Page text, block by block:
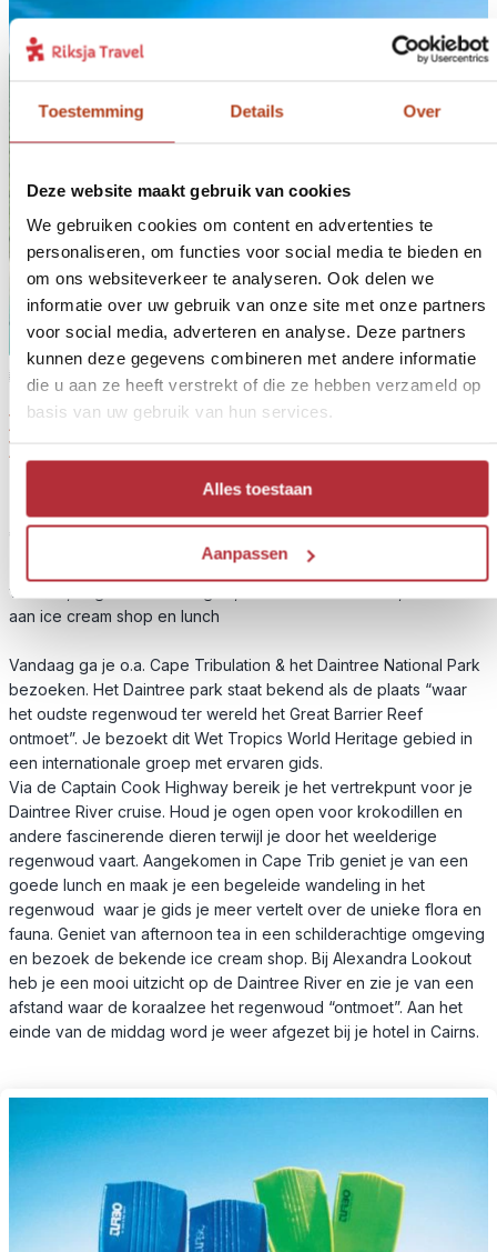
Toestemming Details Over
Deze website maakt gebruik van cookies
We gebruiken cookies om content en advertenties te
personaliseren, om functies voor social media te bieden en
om ons websiteverkeer te analyseren. Ook delen we
informatie over uw gebruik van onze site met onze partners
voor social media, adverteren en analyse. Deze partners
kunnen deze gegevens combineren met andere informatie
die u aan ze heeft verstrekt of die ze hebben verzameld op
basis van uw gebruik van hun services.
Alles toestaan
Aanpassen
2 Extra activiteit
Dagexcursie Cape Tribulation en Daintree
River
€ 153,- p.p.
vervoer, dagexcursie met gids, Daintree River Cruise, bezoek
aan ice cream shop en lunch
Vandaag ga je o.a. Cape Tribulation & het Daintree National Park
bezoeken. Het Daintree park staat bekend als de plaats “waar
het oudste regenwoud ter wereld het Great Barrier Reef
ontmoet”. Je bezoekt dit Wet Tropics World Heritage gebied in
een internationale groep met ervaren gids.
Via de Captain Cook Highway bereik je het vertrekpunt voor je
Daintree River cruise. Houd je ogen open voor krokodillen en
andere fascinerende dieren terwijl je door het weelderige
regenwoud vaart. Aangekomen in Cape Trib geniet je van een
goede lunch en maak je een begeleide wandeling in het
regenwoud waar je gids je meer vertelt over de unieke flora en
fauna. Geniet van afternoon tea in een schilderachtige omgeving
en bezoek de bekende ice cream shop. Bij Alexandra Lookout
heb je een mooi uitzicht op de Daintree River en zie je van een
afstand waar de koraalzee het regenwoud “ontmoet”. Aan het
einde van de middag word je weer afgezet bij je hotel in Cairns.